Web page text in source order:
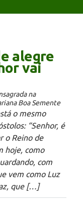
alegre
vai
na
Boa Semente
o mesmo
“Senhor, é
o Reino de
hoje, como
com
vem como Luz
que […]